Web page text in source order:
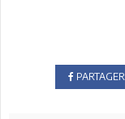
PARTAGER